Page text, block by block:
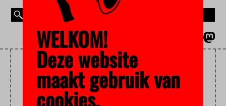
ARBEIDSRECHT
WELKOM!
Deze website
maakt gebruik van
cookies.